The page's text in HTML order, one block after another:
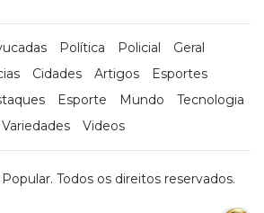
Política Policial
Geral
Cidades Artigos
Esportes
Esporte Mundo
Tecnologia
Variedades
Videos
Todos os direitos reservados.